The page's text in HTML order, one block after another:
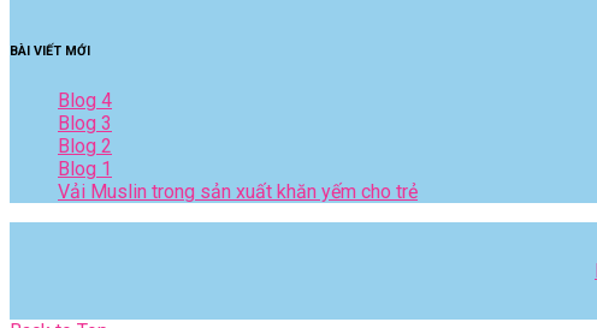
BÀI VIẾT MỚI
Blog 4
Blog 3
Blog 2
Blog 1
Vải Muslin trong sản xuất khăn yếm cho trẻ